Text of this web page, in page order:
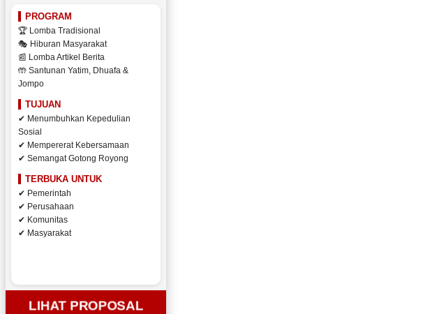
PROGRAM
🏆 Lomba Tradisional
🎭 Hiburan Masyarakat
📰 Lomba Artikel Berita
🤲 Santunan Yatim, Dhuafa &
Jompo
TUJUAN
✔ Menumbuhkan Kepedulian
Sosial
✔ Mempererat Kebersamaan
✔ Semangat Gotong Royong
TERBUKA UNTUK
✔ Pemerintah
✔ Perusahaan
✔ Komunitas
✔ Masyarakat
LIHAT PROPOSAL